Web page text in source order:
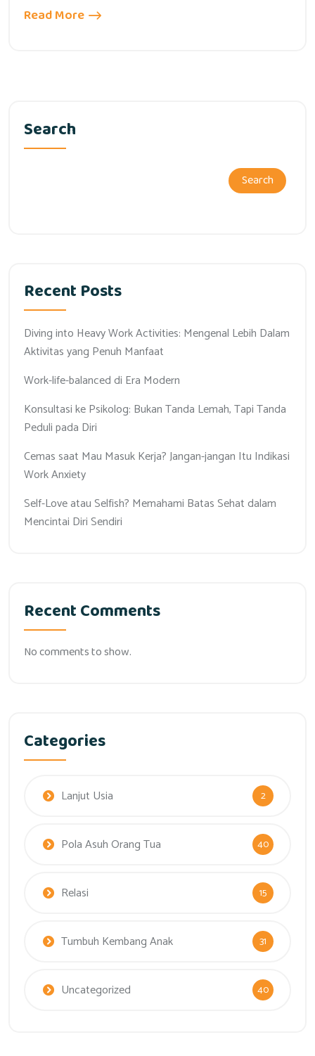
Read More
Search
Search
Recent Posts
Diving into Heavy Work Activities: Mengenal Lebih Dalam
Aktivitas yang Penuh Manfaat
Work-life-balanced di Era Modern
Konsultasi ke Psikolog: Bukan Tanda Lemah, Tapi Tanda
Peduli pada Diri
Cemas saat Mau Masuk Kerja? Jangan-jangan Itu Indikasi
Work Anxiety
Self-Love atau Selfish? Memahami Batas Sehat dalam
Mencintai Diri Sendiri
Recent Comments
No comments to show.
Categories
Lanjut Usia 2
Pola Asuh Orang Tua 40
Relasi 15
Tumbuh Kembang Anak 31
Uncategorized 40